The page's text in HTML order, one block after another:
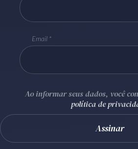
Email
Ao informar seus dados, você
política de